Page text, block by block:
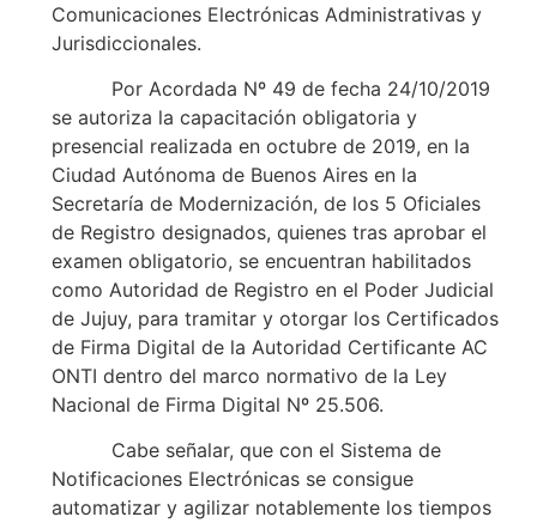
Comunicaciones Electrónicas Administrativas y
Jurisdiccionales.
Por Acordada Nº 49 de fecha 24/10/2019
se autoriza la capacitación obligatoria y
presencial realizada en octubre de 2019, en la
Ciudad Autónoma de Buenos Aires en la
Secretaría de Modernización, de los 5 Oficiales
de Registro designados, quienes tras aprobar el
examen obligatorio, se encuentran habilitados
como Autoridad de Registro en el Poder Judicial
de Jujuy, para tramitar y otorgar los Certificados
de Firma Digital de la Autoridad Certificante AC
ONTI dentro del marco normativo de la Ley
Nacional de Firma Digital Nº 25.506.
Cabe señalar, que con el Sistema de
Notificaciones Electrónicas se consigue
automatizar y agilizar notablemente los tiempos